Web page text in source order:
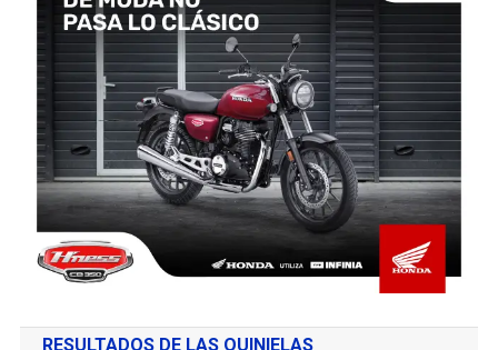
RESULTADOS DE LAS QUINIELAS